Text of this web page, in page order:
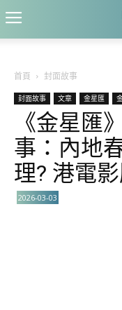
首頁 封面故事
封面故事 文章 金星匯
《金星匯
事：內地
理? 港電
2026-03-03